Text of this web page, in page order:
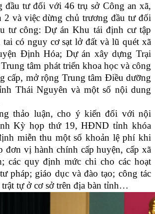
đầu tư đối với 46 trụ sở Công an xã,
2 và việc dừng chủ trương đầu tư đối
tư công: Dự án Khu tái định cư tập
có nguy cơ sạt lở đất và lũ quét xã
Định Hóa; Dự án xây dựng Trại
tâm phát triển khoa học và công
cấp, mở rộng Trung tâm Điều dưỡng
Thái Nguyên và một số nội dung
thảo luận, cho ý kiến đối với nội
Kỳ họp thứ 19, HĐND tỉnh khóa
miễn thu một số khoản lệ phí khi
đơn vị hành chính cấp huyện, cấp xã
các quy định mức chi cho các hoạt
pháp; giáo dục và đào tạo; công tác
tự ở cơ sở trên địa bàn tỉnh…